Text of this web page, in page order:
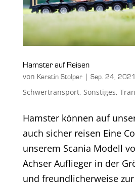
Hamster auf Reisen
von Kerstin Stolper| Sep. 24, 2021
Schwertransport, Sonstiges,
Hamster können auf
auch sicher reisen Eine
unserem Scania Modell
Achser Auflieger in der
und freundlicherweise